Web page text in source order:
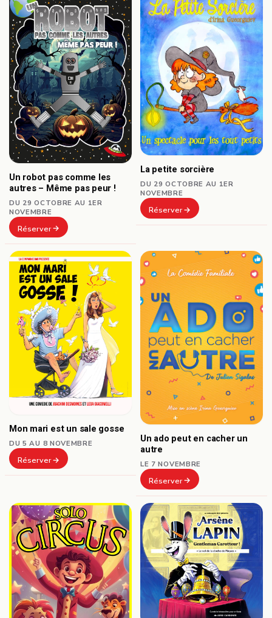
Un robot pas comme les
autres – Même pas peur !
DU 29 OCTOBRE AU 1ER
NOVEMBRE
Réserver
La petite sorcière
DU 29 OCTOBRE AU 1ER
NOVEMBRE
Réserver
Mon mari est un sale gosse
DU 5 AU 8 NOVEMBRE
Réserver
Un ado peut en cacher un
autre
LE 7 NOVEMBRE
Réserver